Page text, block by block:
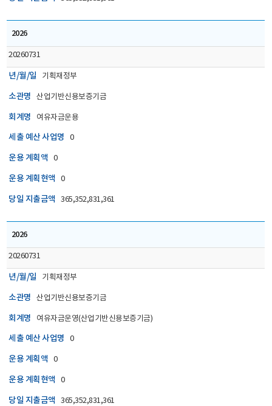
2026
20260731
년/월/일 기획재정부
소관명 산업기반신용보증기금
회계명 여유자금운용
세출 예산 사업명 0
운용 계획액 0
운용 계획현액 0
당일 지출금액 365,352,831,361
2026
20260731
년/월/일 기획재정부
소관명 산업기반신용보증기금
회계명 여유자금운영(산업기반신용보증기금)
세출 예산 사업명 0
운용 계획액 0
운용 계획현액 0
당일 지출금액 365,352,831,361